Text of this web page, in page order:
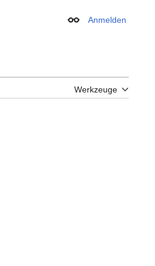
Erscheinungsbild
Anmelden
Werkzeuge